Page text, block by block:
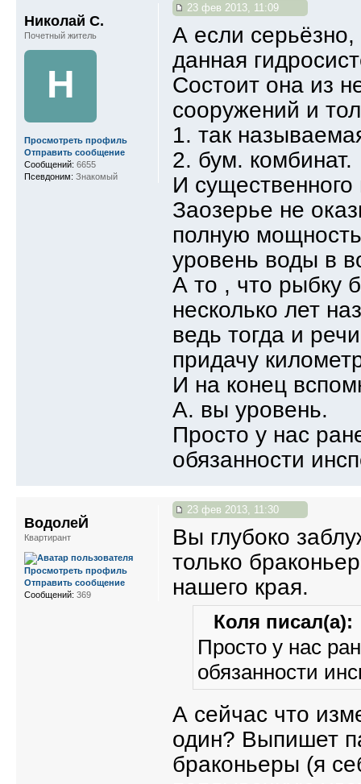
23 фев 2013, 11:09
А если
данная
Состоит она из
сооружений и
1. так
2. бум. комбинат.
И
Заозерье не
полную
уровень воды в
А то , что рыбку
несколько лет
ведь тогда и
придачу
И на конец
А. вы уровень.
Просто у нас
обязанности
Николай С.
Почетный житель
Н
Просмотреть профиль
Отправить сообщение
Сообщений: 6655
Псевдоним: Знакомый
23 фев 2013, 11:30
Вы глубоко
только
нашего края.
Коля писал(а):
Просто у нас
обязанности
А сейчас что
один? Выпишет
браконьеры (я
ВодолеЙ
Квартирант
Просмотреть профиль
Отправить сообщение
Сообщений: 369